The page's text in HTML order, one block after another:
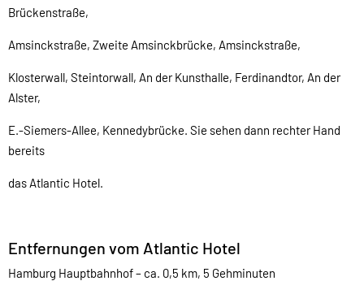
Brückenstraße,
Amsinckstraße, Zweite Amsinckbrücke, Amsinckstraße,
Klosterwall, Steintorwall, An der Kunsthalle, Ferdinandtor, An der
Alster,
E.-Siemers-Allee, Kennedybrücke. Sie sehen dann rechter Hand
bereits
das Atlantic Hotel.
Entfernungen vom Atlantic Hotel
Hamburg Hauptbahnhof – ca. 0,5 km, 5 Gehminuten